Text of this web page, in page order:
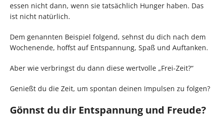
essen nicht dann, wenn sie tatsächlich Hunger haben. Das
ist nicht natürlich.
Dem genannten Beispiel folgend, sehnst du dich nach dem
Wochenende, hoffst auf Entspannung, Spaß und Auftanken.
Aber wie verbringst du dann diese wertvolle „Frei-Zeit?“
Genießt du die Zeit, um spontan deinen Impulsen zu folgen?
Gönnst du dir Entspannung und Freude?